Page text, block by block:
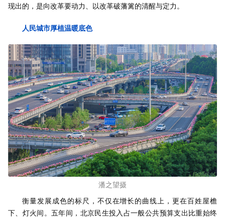
现出的，是向改革要动力、以改革破藩篱的清醒与定力。
人民城市厚植温暖底色
潘之望摄
衡量发展成色的标尺，不仅在增长的曲线上，更在百姓屋檐
下、灯火间。五年间，北京民生投入占一般公共预算支出比重始终